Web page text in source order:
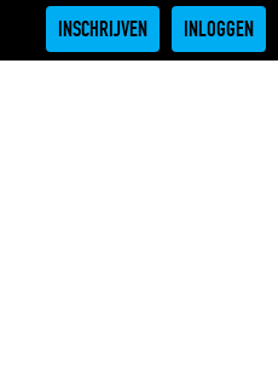
INSCHRIJVEN INLOGGEN